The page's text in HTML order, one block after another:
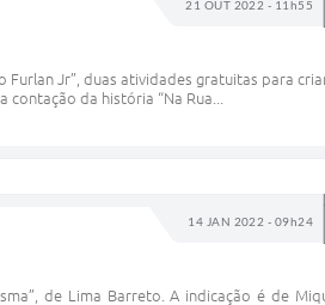
21 OUT 2022 - 11h55
Jr”, duas atividades gratuitas para
da história “Na Rua...
14 JAN 2022 - 09h24
de Lima Barreto. A indicação é de